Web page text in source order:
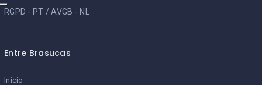
RGPD - PT /AVGB - NL
Entre Brasucas
Início